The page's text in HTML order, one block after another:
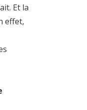
Et la
effet,